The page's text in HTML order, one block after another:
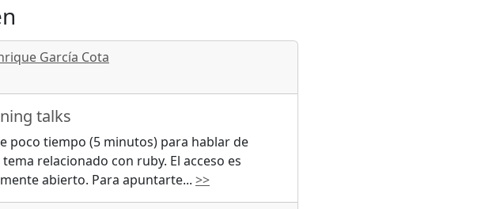
García Cota
talks
poco tiempo (5 minutos) para hablar de
relacionado con ruby. El acceso es
abierto. Para apuntarte... >>